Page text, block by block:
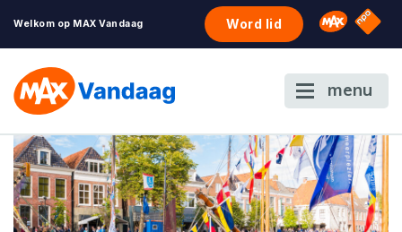
Welkom op MAX Vandaag Word lid Omroep
NPO
menu